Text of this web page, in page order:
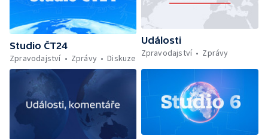
Studio ČT24
Zpravodajství
Zprávy Diskuze
Události
Zpravodajství
Zprávy